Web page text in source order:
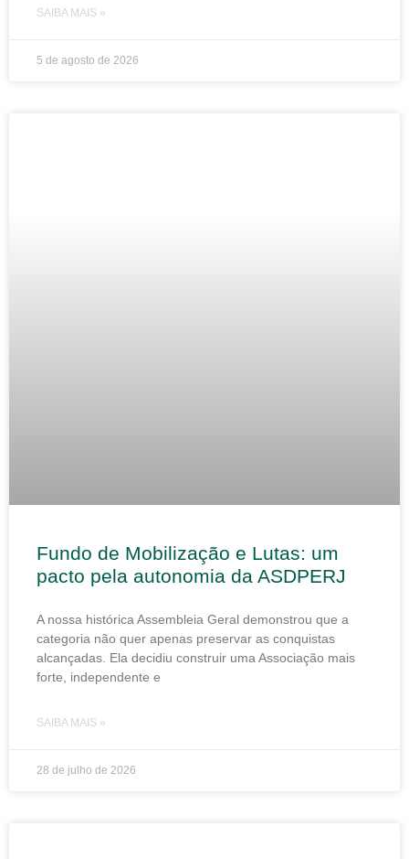
SAIBA MAIS »
5 de agosto de 2026
Fundo de Mobilização e Lutas: um
pacto pela autonomia da ASDPERJ
A nossa histórica Assembleia Geral demonstrou que a
categoria não quer apenas preservar as conquistas
alcançadas. Ela decidiu construir uma Associação mais
forte, independente e
SAIBA MAIS »
28 de julho de 2026